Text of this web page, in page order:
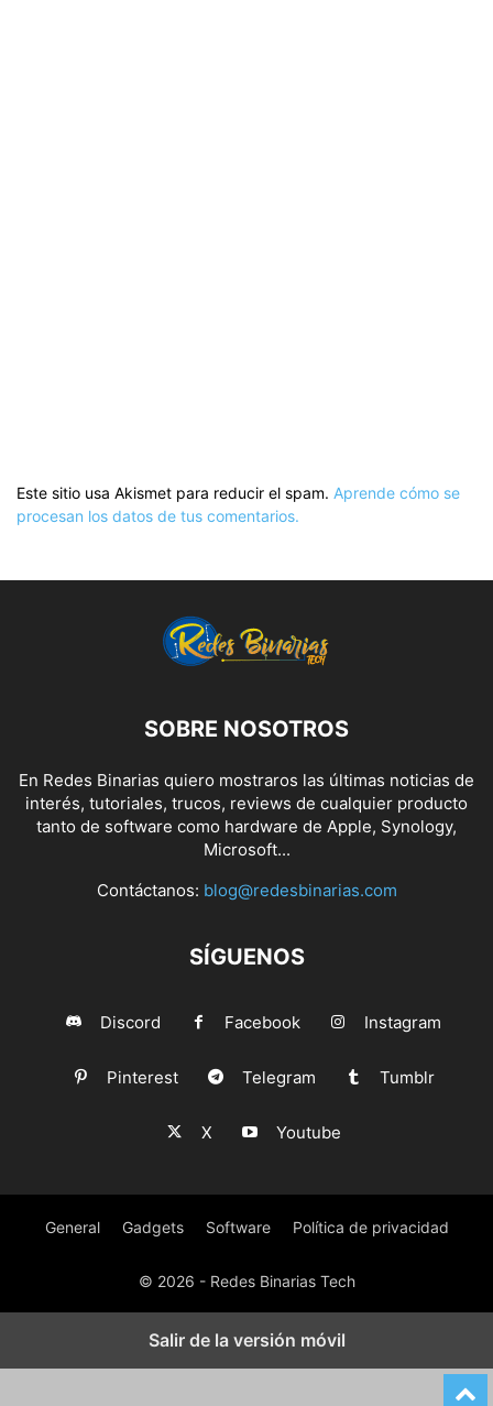
Este sitio usa Akismet para reducir el spam. Aprende cómo se
procesan los datos de tus comentarios.
SOBRE NOSOTROS
En Redes Binarias quiero mostraros las últimas noticias de
interés, tutoriales, trucos, reviews de cualquier producto
tanto de software como hardware de Apple, Synology,
Microsoft...
Contáctanos: blog@redesbinarias.com
SÍGUENOS
Discord Facebook Instagram
Pinterest Telegram Tumblr
X Youtube
General Gadgets Software Política de privacidad
© 2026 - Redes Binarias Tech
Salir de la versión móvil